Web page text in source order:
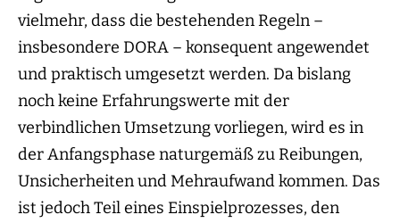
vielmehr, dass die bestehenden Regeln –
insbesondere DORA – konsequent angewendet
und praktisch umgesetzt werden. Da bislang
noch keine Erfahrungswerte mit der
verbindlichen Umsetzung vorliegen, wird es in
der Anfangsphase naturgemäß zu Reibungen,
Unsicherheiten und Mehraufwand kommen. Das
ist jedoch Teil eines Einspielprozesses, den